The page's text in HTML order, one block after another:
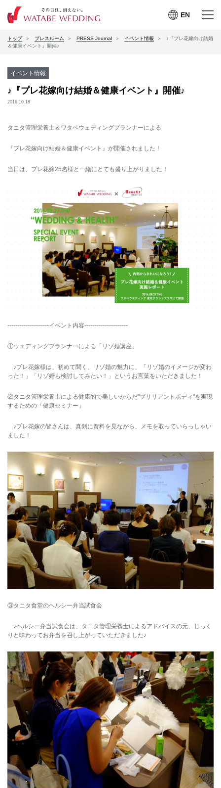
EN
を開く
EN
メニュー
プレスルーム
会社案内
CSRの取り組み
ワタベウェディングサービ
採用情報
© WATABE WEDDING.
トップ プレスルーム PRESS Journal イベント情報
♪『プレ花嫁向け結婚
＆健康イベント』開催♪
イベント情報
♪『プレ花嫁向け結婚＆健康イベント』開催♪
2016.10.18
タニタ管理栄養士＆ワタベウェディングプランナーによる
『プレ花嫁向け結婚＆健康イベント』が開催されました！
当日は、プレ花嫁25名様と一緒にとても盛り上がりました！
---------------------イベント内容----------------------
①ウェディングプランナーによる「リゾ婚講座」
♪プレ花嫁様は、初めて聞く、リゾ婚の魅力に、「リゾ婚のイメージが変わ
った！」「リゾ婚も検討してみたい！」というお言葉をいただきました！
②タニタ管理栄養士による健康的で美しいからだ"ブリリアントボディ"を実現
するための「健康セミナー」
♪プレ花嫁の皆さんは、真剣に資料を見ながら、メモを取っていらっしゃい
ました！
③タニタ食堂のヘルシー弁当試食会
♪ヘルシー弁当試食会は、タニタ管理栄養士によるアドバイスの元、じっく
りと味わってお弁当を召し上がっていただきました♪